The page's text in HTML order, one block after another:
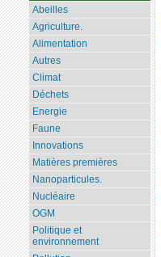
Abeilles
Agriculture.
Alimentation
Autres
Climat
Déchets
Energie
Faune
Innovations
Matières premières
Nanoparticules.
Nucléaire
OGM
Politique et
environnement